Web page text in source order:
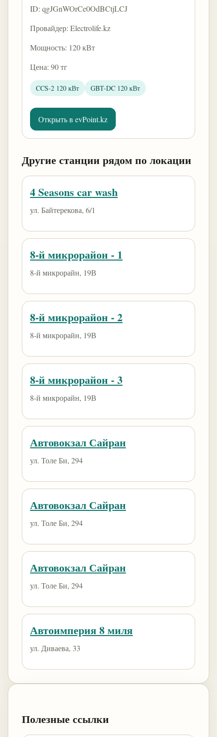
ID: qgJGnWOrCe0OdBCtjLCJ
Провайдер: Electrolife.kz
Мощность: 120 кВт
Цена: 90 тг
CCS-2 120 кВт GBT-DC 120 кВт
Открыть в evPoint.kz
Другие станции рядом по локации
4 Seasons car wash
ул. Байтерекова, 6/1
8-й микрорайон - 1
8-й микрорайн, 19В
8-й микрорайон - 2
8-й микрорайн, 19В
8-й микрорайон - 3
8-й микрорайн, 19В
Автовокзал Сайран
ул. Толе Би, 294
Автовокзал Сайран
ул. Толе Би, 294
Автовокзал Сайран
ул. Толе Би, 294
Автоимперия 8 миля
ул. Диваева, 33
Полезные ссылки